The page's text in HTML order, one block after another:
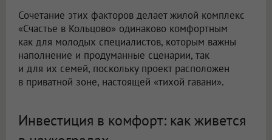
Сочетание этих факторов делает жилой комплекс
«Счастье в Кольцово» одинаково комфортным
как для молодых специалистов, которым важны
наполнение и продуманные сценарии, так
и для их семей, поскольку проект расположен
в приватной зоне, настоящей «тихой гавани».
Инвестиция в комфорт: как живется